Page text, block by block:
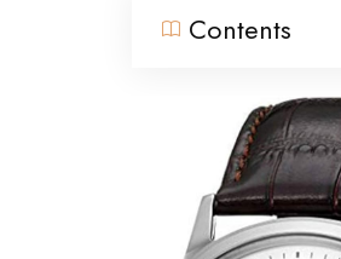
Contents